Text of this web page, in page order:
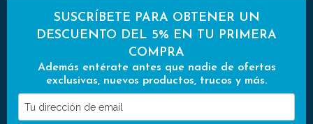
SUSCRÍBETE PARA OBTENER UN
DESCUENTO DEL 5% EN TU PRIMERA
COMPRA
Además entérate antes que nadie de ofertas
exclusivas, nuevos productos, trucos y más.
Tu
dirección